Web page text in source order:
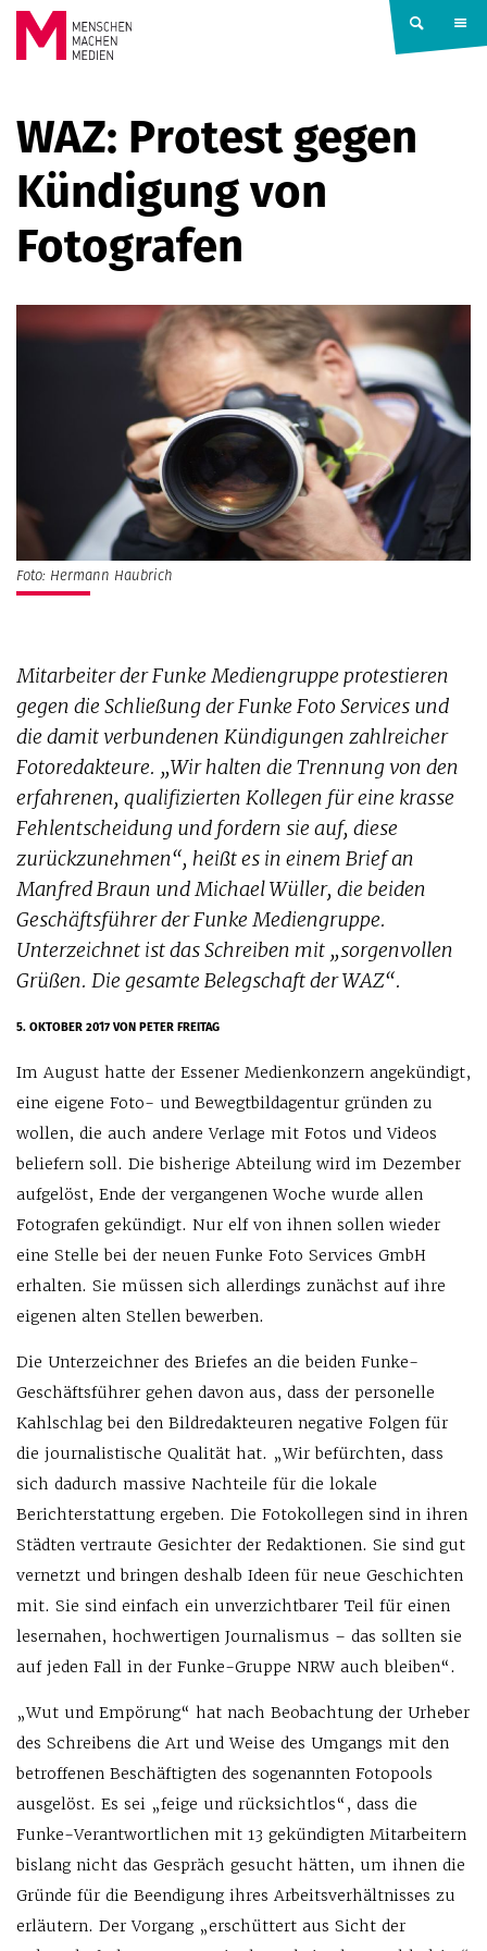
Springe zum Inhalt
MACHEN
MEDIEN
WAZ: Protest gegen
Kündigung von
Fotografen
Foto: Hermann Haubrich
Mitarbeiter der Funke Mediengruppe protestieren
gegen die Schließung der Funke Foto Services und
die damit verbundenen Kündigungen zahlreicher
Fotoredakteure. „Wir halten die Trennung von den
erfahrenen, qualifizierten Kollegen für eine krasse
Fehlentscheidung und fordern sie auf, diese
zurückzunehmen“, heißt es in einem Brief an
Manfred Braun und Michael Wüller, die beiden
Geschäftsführer der Funke Mediengruppe.
Unterzeichnet ist das Schreiben mit „sorgenvollen
Grüßen. Die gesamte Belegschaft der WAZ“.
5. OKTOBER 2017VON PETER FREITAG
Im August hatte der Essener Medienkonzern angekündigt,
eine eigene Foto- und Bewegtbildagentur gründen zu
wollen, die auch andere Verlage mit Fotos und Videos
beliefern soll. Die bisherige Abteilung wird im Dezember
aufgelöst, Ende der vergangenen Woche wurde allen
Fotografen gekündigt. Nur elf von ihnen sollen wieder
eine Stelle bei der neuen Funke Foto Services GmbH
erhalten. Sie müssen sich allerdings zunächst auf ihre
eigenen alten Stellen bewerben.
Die Unterzeichner des Briefes an die beiden Funke-
Geschäftsführer gehen davon aus, dass der personelle
Kahlschlag bei den Bildredakteuren negative Folgen für
die journalistische Qualität hat. „Wir befürchten, dass
sich dadurch massive Nachteile für die lokale
Berichterstattung ergeben. Die Fotokollegen sind in ihren
Städten vertraute Gesichter der Redaktionen. Sie sind gut
vernetzt und bringen deshalb Ideen für neue Geschichten
mit. Sie sind einfach ein unverzichtbarer Teil für einen
lesernahen, hochwertigen Journalismus – das sollten sie
auf jeden Fall in der Funke-Gruppe NRW auch bleiben“.
„Wut und Empörung“ hat nach Beobachtung der Urheber
des Schreibens die Art und Weise des Umgangs mit den
betroffenen Beschäftigten des sogenannten Fotopools
ausgelöst. Es sei „feige und rücksichtlos“, dass die
Funke-Verantwortlichen mit 13 gekündigten Mitarbeitern
bislang nicht das Gespräch gesucht hätten, um ihnen die
Gründe für die Beendigung ihres Arbeitsverhältnisses zu
erläutern. Der Vorgang „erschüttert aus Sicht der